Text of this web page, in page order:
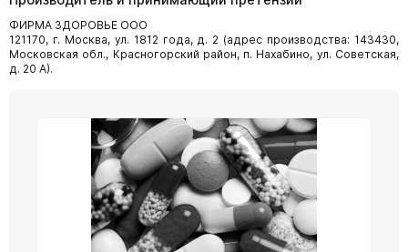
ФИРМА ЗДОРОВЬЕ ООО
121170, г. Москва, ул. 1812 года, д. 2 (адрес производства: 143430,
Московская обл., Красногорский район, п. Нахабино, ул. Советская,
д. 20 А).